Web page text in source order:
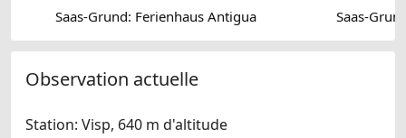
Saas-Grund: Ferienhaus Antigua Saas-
Observation actuelle
Station: Visp, 640 m d'altitude